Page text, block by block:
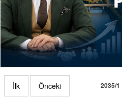
İlk Önceki 2035/1